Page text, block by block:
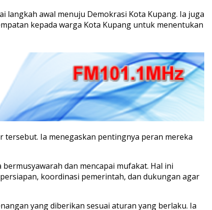
langkah awal menuju Demokrasi Kota Kupang. Ia juga
kepada warga Kota Kupang untuk menentukan
tersebut. Ia menegaskan pentingnya peran mereka
dan mencapai mufakat. Hal ini
koordinasi pemerintah, dan dukungan agar
yang diberikan sesuai aturan yang berlaku. Ia